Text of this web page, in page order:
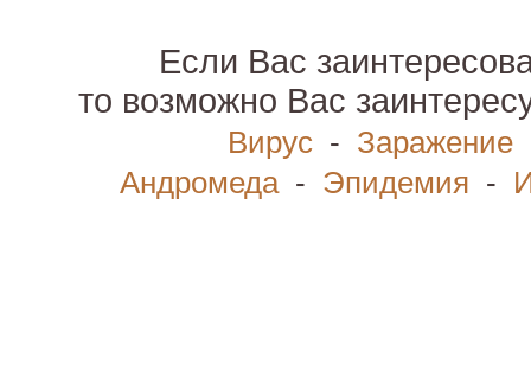
Если Вас
то возможно Вас
Вирус - Заражение
Андромеда- Эпидемия -